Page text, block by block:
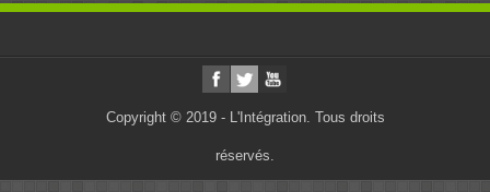
Copyright © 2019 - L'Intégration. Tous droits
réservés.